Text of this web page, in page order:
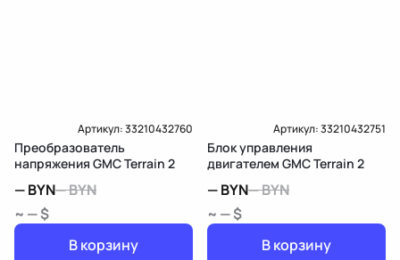
Артикул:33210432760
Преобразователь
напряжения GMC Terrain 2
—BYN—BYN
~ — $
В корзину
Артикул:33210432751
Блок управления
двигателем GMC Terrain 2
—BYN—BYN
~ — $
В корзину